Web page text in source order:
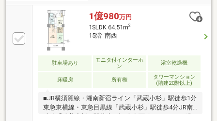
1億980万円
1SLDK 64.51m2
15階 南西
駐車場あり
モニタ付インターホ
ン
浴室乾燥機
床暖房 所有権
タワーマンション
(階建20階以上)
■JR横須賀線・湘南新宿ライン「武蔵小杉」駅徒歩1分
東急東横線・東急目黒線「武蔵小杉」駅徒歩4分JR南
武線「武蔵小杉」駅徒歩5分■専有面積64.51m2■24階